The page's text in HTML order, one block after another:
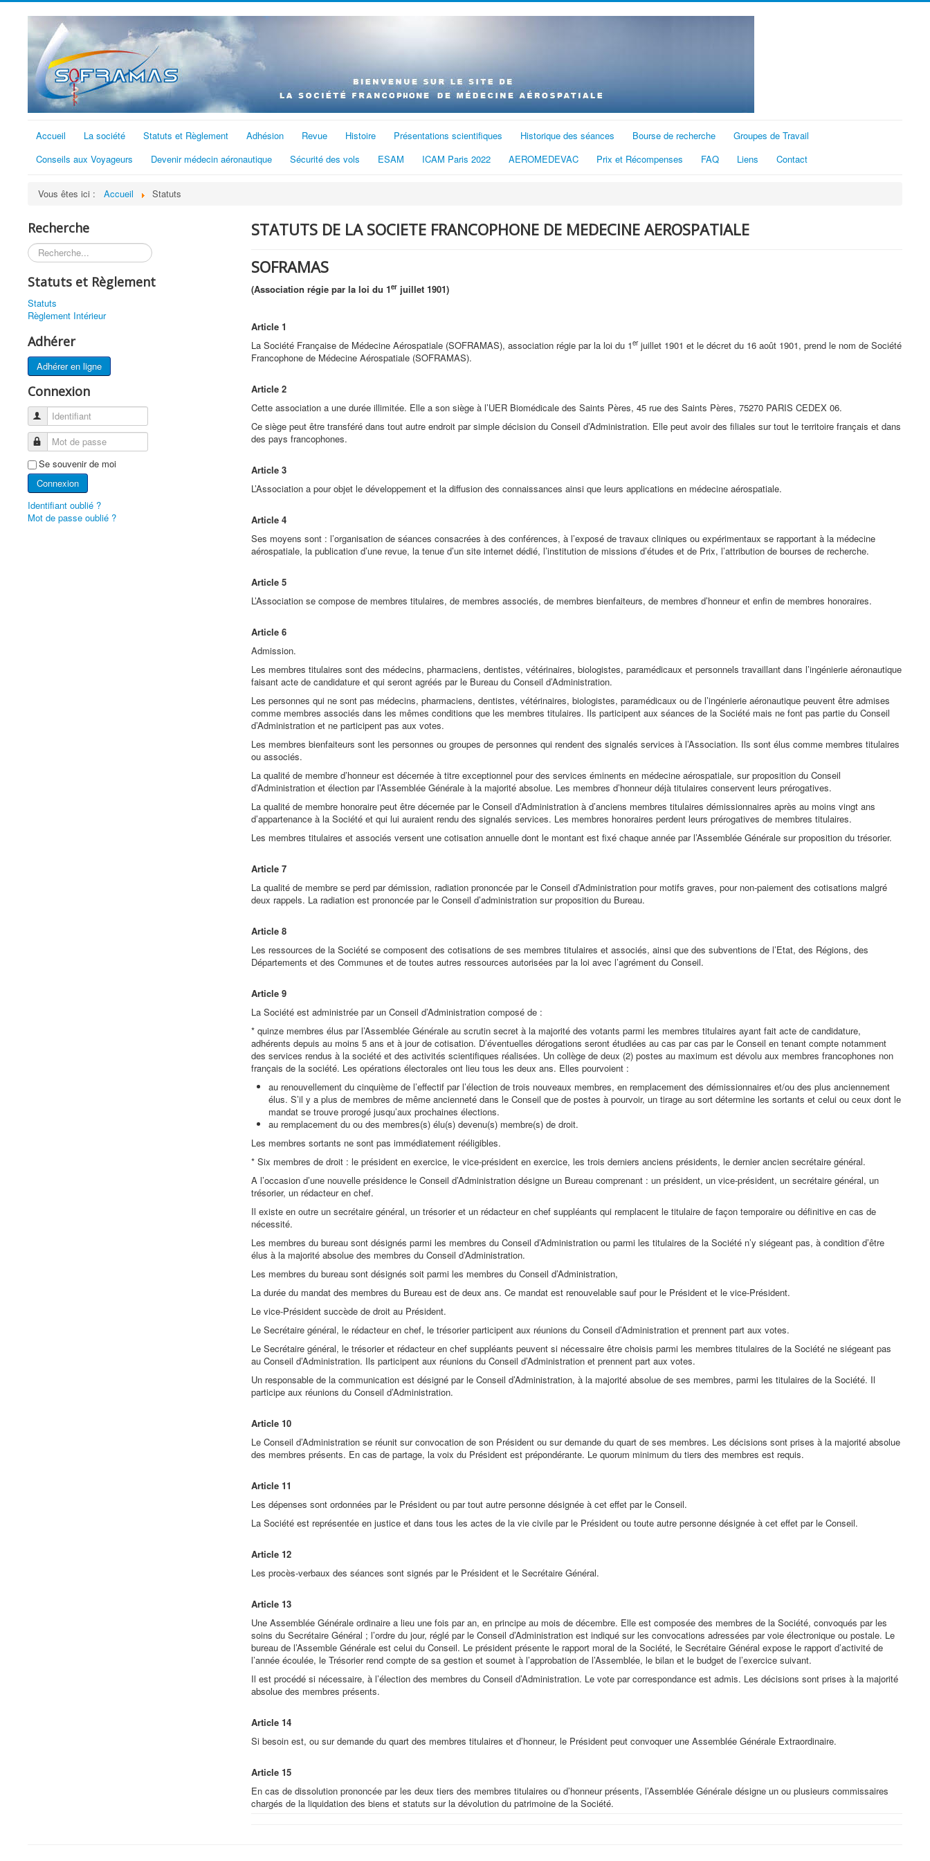
Accueil La société Statuts et Règlement Adhésion Revue Histoire Présentations scientifiques Historique des séances Bourse de recherche
Groupes de Travail
Conseils aux Voyageurs
Devenir médecin aéronautique Sécurité des vols ESAM ICAM Paris 2022 AEROMEDEVAC Prix et Récompenses FAQ Liens Contact
Vous êtes ici : Accueil Statuts
Recherche
Rechercher
Statuts et Règlement
Statuts
Règlement Intérieur
Adhérer
Adhérer en ligne
Connexion
Identifiant
Mot de passe
Se souvenir de moi
Connexion
Identifiant oublié ?
Mot de passe oublié ?
STATUTS DE LA SOCIETE FRANCOPHONE DE MEDECINE AEROSPATIALE
SOFRAMAS
(Association régie par la loi du 1erjuillet 1901)
Article 1
La Société Française de Médecine Aérospatiale (SOFRAMAS), association régie par la loi du 1erjuillet 1901 et le décret du 16 août 1901, prend le nom de Société
Francophone de Médecine Aérospatiale (SOFRAMAS).
Article 2
Cette association a une durée illimitée. Elle a son siège à l’UER Biomédicale des Saints Pères, 45 rue des Saints Pères, 75270 PARIS CEDEX 06.
Ce siège peut être transféré dans tout autre endroit par simple décision du Conseil d’Administration. Elle peut avoir des filiales sur tout le territoire français et dans
des pays francophones.
Article 3
L’Association a pour objet le développement et la diffusion des connaissances ainsi que leurs applications en médecine aérospatiale.
Article 4
Ses moyens sont : l’organisation de séances consacrées à des conférences, à l’exposé de travaux cliniques ou expérimentaux se rapportant à la médecine
aérospatiale, la publication d’une revue, la tenue d’un site internet dédié, l’institution de missions d’études et de Prix, l’attribution de bourses de recherche.
Article 5
L’Association se compose de membres titulaires, de membres associés, de membres bienfaiteurs, de membres d’honneur et enfin de membres honoraires.
Article 6
Admission.
Les membres titulaires sont des médecins, pharmaciens, dentistes, vétérinaires, biologistes, paramédicaux et personnels travaillant dans l’ingénierie aéronautique
faisant acte de candidature et qui seront agréés par le Bureau du Conseil d’Administration.
Les personnes qui ne sont pas médecins, pharmaciens, dentistes, vétérinaires, biologistes, paramédicaux ou de l’ingénierie aéronautique peuvent être admises
comme membres associés dans les mêmes conditions que les membres titulaires. Ils participent aux séances de la Société mais ne font pas partie du Conseil
d’Administration et ne participent pas aux votes.
Les membres bienfaiteurs sont les personnes ou groupes de personnes qui rendent des signalés services à l’Association. Ils sont élus comme membres titulaires
ou associés.
La qualité de membre d’honneur est décernée à titre exceptionnel pour des services éminents en médecine aérospatiale, sur proposition du Conseil
d’Administration et élection par l’Assemblée Générale à la majorité absolue. Les membres d’honneur déjà titulaires conservent leurs prérogatives.
La qualité de membre honoraire peut être décernée par le Conseil d’Administration à d’anciens membres titulaires démissionnaires après au moins vingt ans
d’appartenance à la Société et qui lui auraient rendu des signalés services. Les membres honoraires perdent leurs prérogatives de membres titulaires.
Les membres titulaires et associés versent une cotisation annuelle dont le montant est fixé chaque année par l’Assemblée Générale sur proposition du trésorier.
Article 7
La qualité de membre se perd par démission, radiation prononcée par le Conseil d’Administration pour motifs graves, pour non-paiement des cotisations malgré
deux rappels. La radiation est prononcée par le Conseil d’administration sur proposition du Bureau.
Article 8
Les ressources de la Société se composent des cotisations de ses membres titulaires et associés, ainsi que des subventions de l’Etat, des Régions, des
Départements et des Communes et de toutes autres ressources autorisées par la loi avec l’agrément du Conseil.
Article 9
La Société est administrée par un Conseil d’Administration composé de :
* quinze membres élus par l’Assemblée Générale au scrutin secret à la majorité des votants parmi les membres titulaires ayant fait acte de candidature,
adhérents depuis au moins 5 ans et à jour de cotisation. D’éventuelles dérogations seront étudiées au cas par cas par le Conseil en tenant compte notamment
des services rendus à la société et des activités scientifiques réalisées. Un collège de deux (2) postes au maximum est dévolu aux membres francophones non
français de la société. Les opérations électorales ont lieu tous les deux ans. Elles pourvoient :
au renouvellement du cinquième de l’effectif par l’élection de trois nouveaux membres, en remplacement des démissionnaires et/ou des plus anciennement
élus. S’il y a plus de membres de même ancienneté dans le Conseil que de postes à pourvoir, un tirage au sort détermine les sortants et celui ou ceux dont le
mandat se trouve prorogé jusqu’aux prochaines élections.
au remplacement du ou des membres(s) élu(s) devenu(s) membre(s) de droit.
Les membres sortants ne sont pas immédiatement rééligibles.
* Six membres de droit : le président en exercice, le vice-président en exercice, les trois derniers anciens présidents, le dernier ancien secrétaire général.
A l’occasion d’une nouvelle présidence le Conseil d’Administration désigne un Bureau comprenant : un président, un vice-président, un secrétaire général, un
trésorier, un rédacteur en chef.
Il existe en outre un secrétaire général, un trésorier et un rédacteur en chef suppléants qui remplacent le titulaire de façon temporaire ou définitive en cas de
nécessité.
Les membres du bureau sont désignés parmi les membres du Conseil d’Administration ou parmi les titulaires de la Société n’y siégeant pas, à condition d’être
élus à la majorité absolue des membres du Conseil d’Administration.
Les membres du bureau sont désignés soit parmi les membres du Conseil d’Administration,
La durée du mandat des membres du Bureau est de deux ans. Ce mandat est renouvelable sauf pour le Président et le vice-Président.
Le vice-Président succède de droit au Président.
Le Secrétaire général, le rédacteur en chef, le trésorier participent aux réunions du Conseil d’Administration et prennent part aux votes.
Le Secrétaire général, le trésorier et rédacteur en chef suppléants peuvent si nécessaire être choisis parmi les membres titulaires de la Société ne siégeant pas
au Conseil d’Administration. Ils participent aux réunions du Conseil d’Administration et prennent part aux votes.
Un responsable de la communication est désigné par le Conseil d’Administration, à la majorité absolue de ses membres, parmi les titulaires de la Société. Il
participe aux réunions du Conseil d’Administration.
Article 10
Le Conseil d’Administration se réunit sur convocation de son Président ou sur demande du quart de ses membres. Les décisions sont prises à la majorité absolue
des membres présents. En cas de partage, la voix du Président est prépondérante. Le quorum minimum du tiers des membres est requis.
Article 11
Les dépenses sont ordonnées par le Président ou par tout autre personne désignée à cet effet par le Conseil.
La Société est représentée en justice et dans tous les actes de la vie civile par le Président ou toute autre personne désignée à cet effet par le Conseil.
Article 12
Les procès-verbaux des séances sont signés par le Président et le Secrétaire Général.
Article 13
Une Assemblée Générale ordinaire a lieu une fois par an, en principe au mois de décembre. Elle est composée des membres de la Société, convoqués par les
soins du Secrétaire Général ; l’ordre du jour, réglé par le Conseil d’Administration est indiqué sur les convocations adressées par voie électronique ou postale. Le
bureau de l’Assemble Générale est celui du Conseil. Le président présente le rapport moral de la Société, le Secrétaire Général expose le rapport d’activité de
l’année écoulée, le Trésorier rend compte de sa gestion et soumet à l’approbation de l’Assemblée, le bilan et le budget de l’exercice suivant.
Il est procédé si nécessaire, à l’élection des membres du Conseil d’Administration. Le vote par correspondance est admis. Les décisions sont prises à la majorité
absolue des membres présents.
Article 14
Si besoin est, ou sur demande du quart des membres titulaires et d’honneur, le Président peut convoquer une Assemblée Générale Extraordinaire.
Article 15
En cas de dissolution prononcée par les deux tiers des membres titulaires ou d’honneur présents, l’Assemblée Générale désigne un ou plusieurs commissaires
chargés de la liquidation des biens et statuts sur la dévolution du patrimoine de la Société.